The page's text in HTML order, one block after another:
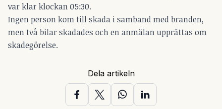
var klar klockan 05:30.
Ingen person kom till skada i samband med branden,
men två bilar skadades och en anmälan upprättas om
skadegörelse.
Dela artikeln